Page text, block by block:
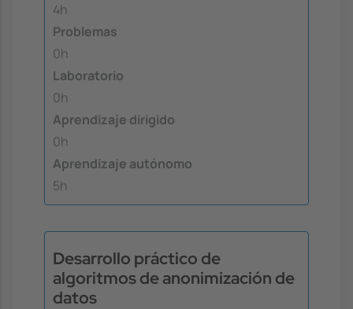
4h
Problemas
0h
Laboratorio
0h
Aprendizaje dirigido
0h
Aprendizaje autónomo
5h
Desarrollo práctico de
algoritmos de anonimización de
datos